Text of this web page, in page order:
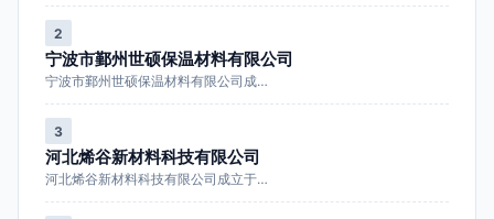
2
宁波市鄞州世硕保温材料有限公司
宁波市鄞州世硕保温材料有限公司成…
3
河北烯谷新材料科技有限公司
河北烯谷新材料科技有限公司成立于…